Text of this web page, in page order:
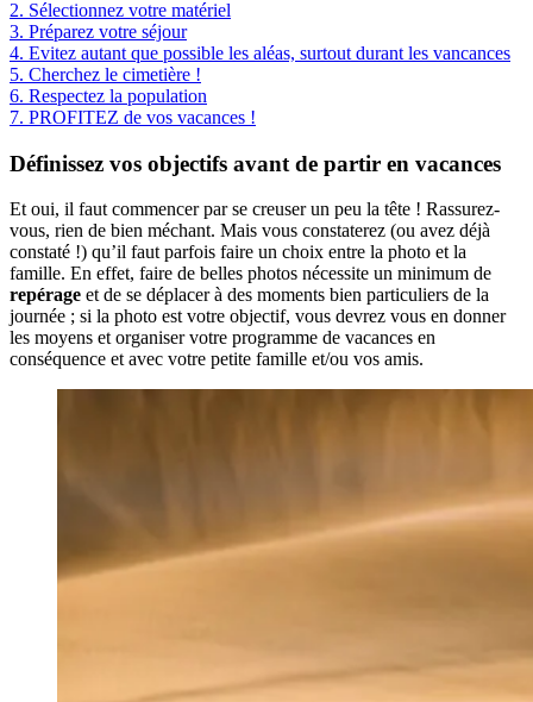
2. Sélectionnez votre matériel
3. Préparez votre séjour
4. Evitez autant que possible les aléas, surtout durant les vancances
5. Cherchez le cimetière !
6. Respectez la population
7. PROFITEZ de vos vacances !
Définissez vos objectifs avant de partir en vacances
Et oui, il faut commencer par se creuser un peu la tête ! Rassurez-
vous, rien de bien méchant. Mais vous constaterez (ou avez déjà
constaté !) qu’il faut parfois faire un choix entre la photo et la
famille. En effet, faire de belles photos nécessite un minimum de
repérage et de se déplacer à des moments bien particuliers de la
journée ; si la photo est votre objectif, vous devrez vous en donner
les moyens et organiser votre programme de vacances en
conséquence et avec votre petite famille et/ou vos amis.